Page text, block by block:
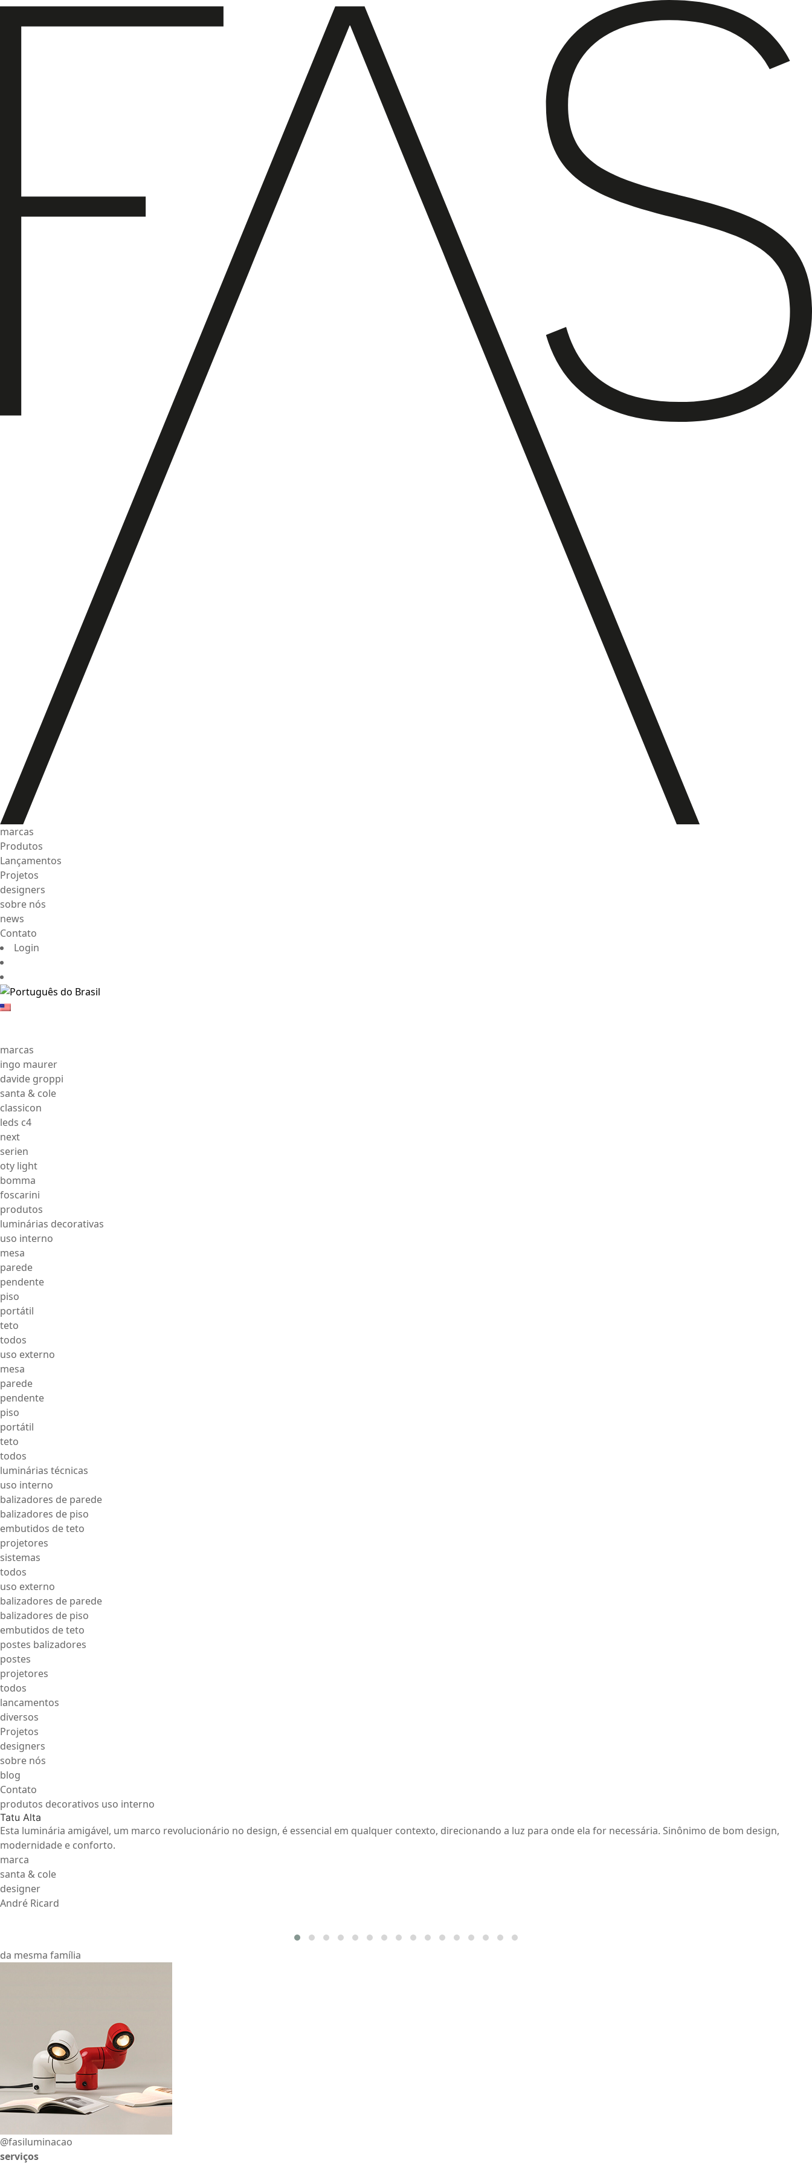
marcas
Produtos
Lançamentos
Projetos
designers
sobre nós
news
Contato
Login
marcas
ingo maurer
davide groppi
santa & cole
classicon
leds c4
next
serien
oty light
bomma
foscarini
produtos
luminárias decorativas
uso interno
mesa
parede
pendente
piso
portátil
teto
todos
uso externo
mesa
parede
pendente
piso
portátil
teto
todos
luminárias técnicas
uso interno
balizadores de parede
balizadores de piso
embutidos de teto
projetores
sistemas
todos
uso externo
balizadores de parede
balizadores de piso
embutidos de teto
postes balizadores
postes
projetores
todos
lancamentos
diversos
Projetos
designers
sobre nós
blog
Contato
produtos decorativos uso interno
Tatu Alta
Esta luminária amigável, um marco revolucionário no design, é essencial em qualquer contexto, direcionando a luz para onde ela for necessária. Sinônimo de bom design,
modernidade e conforto.
marca
santa & cole
designer
André Ricard
da mesma família
@fasiluminacao
serviços